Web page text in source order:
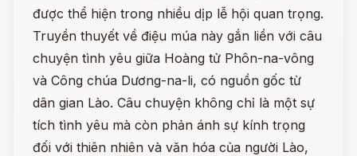
được thể hiện trong nhiều dịp lễ hội quan trọng.
Truyền thuyết về điệu múa này gắn liền với câu
chuyện tình yêu giữa Hoàng tử Phôn-na-vông
và Công chúa Dương-na-li, có nguồn gốc từ
dân gian Lào. Câu chuyện không chỉ là một sự
tích tình yêu mà còn phản ánh sự kính trọng
đối với thiên nhiên và văn hóa của người Lào,